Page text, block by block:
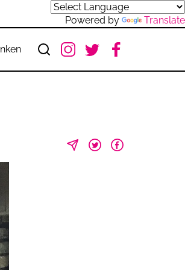
Powered by Translate